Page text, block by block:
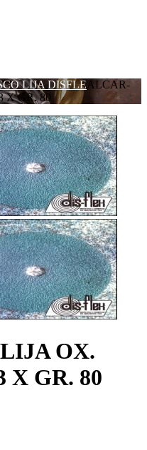
LIJA DISFLE ALCAR-
X GR. 80
OX.
X GR. 80